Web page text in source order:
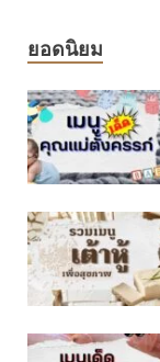
ยอดนิยม